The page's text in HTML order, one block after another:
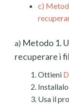
c)
a) Metodo 1.
recuperare i
Ottieni
Usa il